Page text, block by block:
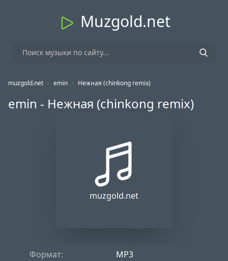
Muzgold.net
muzgold.net - emin - Нежная (chinkong remix)
emin - Нежная (chinkong remix)
muzgold.net
Формат:
MP3